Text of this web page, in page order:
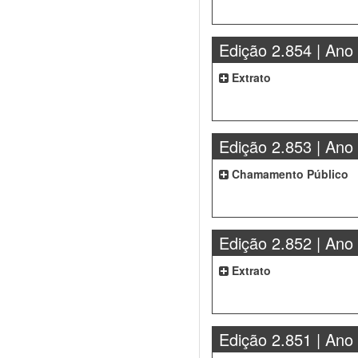
Edição 2.854 | Ano
Extrato
Edição 2.853 | Ano
Chamamento Público
Edição 2.852 | Ano
Extrato
Edição 2.851 | Ano